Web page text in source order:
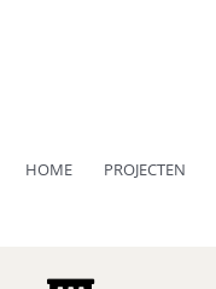
HOME PROJECTEN